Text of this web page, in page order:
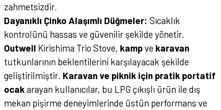
zahmetsizdir.
Dayanıklı Çinko Alaşımlı Düğmeler: Sıcaklık
kontrolünü hassas ve güvenilir şekilde yönetir.
Outwell Kirishima Trio Stove, kampve karavan
tutkunlarının beklentilerini karşılayacak şekilde
geliştirilmiştir. Karavan ve piknik için pratik portatif
ocak arayan kullanıcılar, bu LPG çıkışlı ürün ile dış
mekan pişirme deneyimlerinde üstün performans ve